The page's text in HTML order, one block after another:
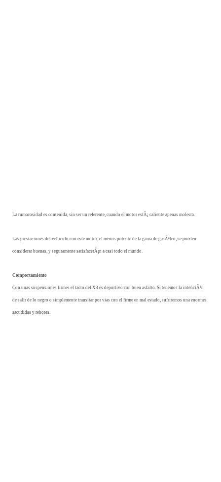
La rumorosidad es contenida, sin ser un referente, cuando el motor estÃ¡ caliente apenas molesta.
Las prestaciones del vehiculo con este motor, el menos potente de la gama de gasÃ³leo, se pueden
considerar buenas, y seguramente satisfacerÃ¡n a casi todo el mundo.
Comportamiento
Con unas suspensiones firmes el tacto del X3 es deportivo con buen asfalto. Si tenemos la intenciÃ³n
de salir de lo negro o simplemente transitar por vias con el firme en mal estado, sufriremos una enormes
sacudidas y rebotes.